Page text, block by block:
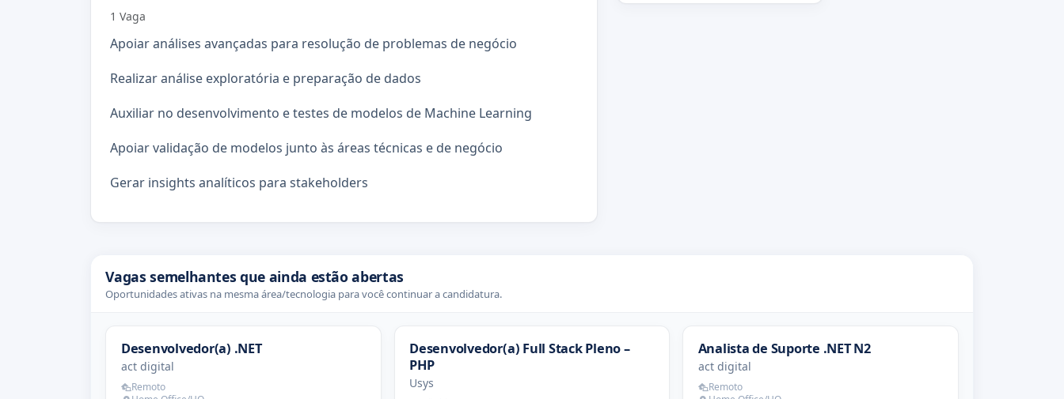
1 Vaga
Apoiar análises avançadas para resolução de problemas de negócio
Realizar análise exploratória e preparação de dados
Auxiliar no desenvolvimento e testes de modelos de Machine Learning
Apoiar validação de modelos junto às áreas técnicas e de negócio
Gerar insights analíticos para stakeholders
Vagas semelhantes que ainda estão abertas
Oportunidades ativas na mesma área/tecnologia para você continuar a candidatura.
Desenvolvedor(a) .NET
act digital
Remoto
Desenvolvedor(a) Full Stack Pleno –
PHP
Usys
Analista de Suporte .NET N2
act digital
Remoto